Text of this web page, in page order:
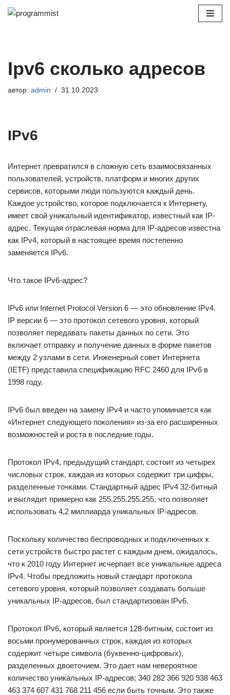
Ipv6 сколько адресов
автор: admin 31.10.2023
IPv6
Интернет превратился в сложную сеть взаимосвязанных
пользователей, устройств, платформ и многих других
сервисов, которыми люди пользуются каждый день.
Каждое устройство, которое подключается к Интернету,
имеет свой уникальный идентификатор, известный как IP-
адрес. Текущая отраслевая норма для IP-адресов известна
как IPv4, который в настоящее время постепенно
заменяется IPv6.
Что такое IPv6-адрес?
IPv6 или Internet Protocol Version 6 — это обновление IPv4.
IP версии 6 — это протокол сетевого уровня, который
позволяет передавать пакеты данных по сети. Это
включает отправку и получение данных в форме пакетов
между 2 узлами в сети. Инженерный совет Интернета
(IETF) представила спецификацию RFC 2460 для IPv6 в
1998 году.
IPv6 был введен на замену IPv4 и часто упоминается как
«Интернет следующего поколения» из-за его расширенных
возможностей и роста в последние годы.
Протокол IPv4, предыдущий стандарт, состоит из четырех
числовых строк, каждая из которых содержит три цифры,
разделенные точками. Стандартный адрес IPv4 32-битный
и выглядит примерно как 255.255.255.255, что позволяет
использовать 4,2 миллиарда уникальных IP-адресов.
Поскольку количество беспроводных и подключенных к
сети устройств быстро растет с каждым днем, ожидалось,
что к 2010 году Интернет исчерпает все уникальные адреса
IPv4. Чтобы предложить новый стандарт протокола
сетевого уровня, который позволяет создавать больше
уникальных IP-адресов, был стандартизован IPv6.
Протокол IPv6, который является 128-битным, состоит из
восьми пронумерованных строк, каждая из которых
содержит четыре символа (буквенно-цифровых),
разделенных двоеточием. Это дает нам невероятное
количество уникальных IP-адресов; 340 282 366 920 938 463
463 374 607 431 768 211 456 если быть точным. Это также